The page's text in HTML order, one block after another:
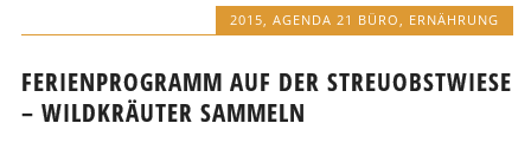
2015 AGENDA 21 BÜRO ERNÄHRUNG
FERIENPROGRAMM AUF DER STREUOBSTWIESE
– WILDKRÄUTER SAMMELN